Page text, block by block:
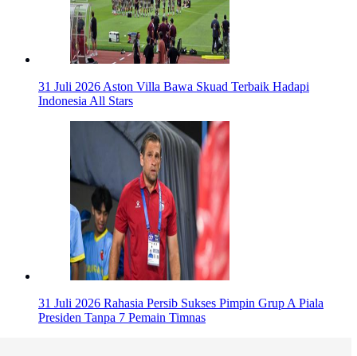
31 Juli 2026Aston Villa Bawa Skuad Terbaik Hadapi
Indonesia All Stars
31 Juli 2026 Rahasia Persib Sukses Pimpin Grup A Piala
Presiden Tanpa 7 Pemain Timnas